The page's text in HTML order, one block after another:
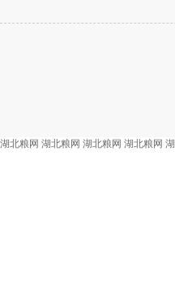
湖北粮网 湖北粮网 湖北粮网 湖北粮网